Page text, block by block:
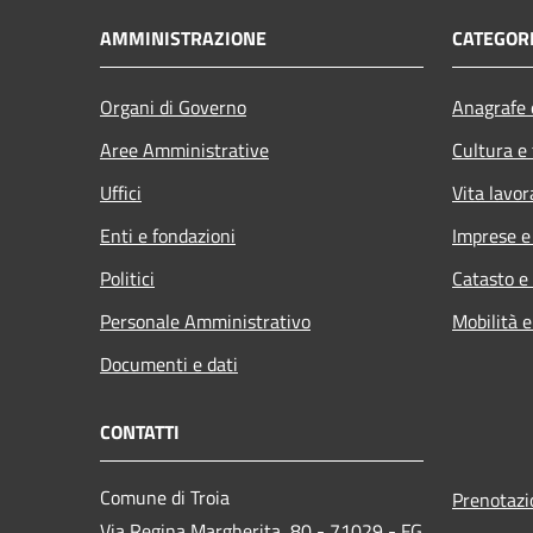
AMMINISTRAZIONE
Organi di Governo
Aree Amministrative
Uffici
Enti e fondazioni
Politici
Personale Amministrativo
Documenti e dati
Cultura
Vita
Imprese
Catasto
Mobilità
CONTATTI
Comune di Troia